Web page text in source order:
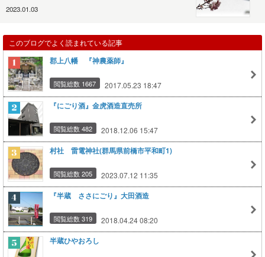
2023.01.03
このブログでよく読まれている記事
郡上八幡 『神農薬師』
閲覧総数 1667 2017.05.23 18:47
『にごり酒』金虎酒造直売所
閲覧総数 482 2018.12.06 15:47
村社 雷電神社(群馬県前橋市平和町1)
閲覧総数 205 2023.07.12 11:35
『半蔵 ささにごり』大田酒造
閲覧総数 319 2018.04.24 08:20
半蔵ひやおろし